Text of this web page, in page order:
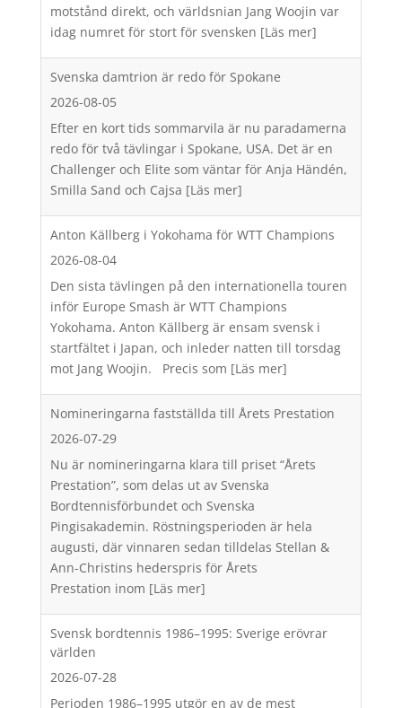
motstånd direkt, och världsnian Jang Woojin var
idag numret för stort för svensken [Läs mer]
Svenska damtrion är redo för Spokane
2026-08-05
Efter en kort tids sommarvila är nu paradamerna
redo för två tävlingar i Spokane, USA. Det är en
Challenger och Elite som väntar för Anja Händén,
Smilla Sand och Cajsa [Läs mer]
Anton Källberg i Yokohama för WTT Champions
2026-08-04
Den sista tävlingen på den internationella touren
inför Europe Smash är WTT Champions
Yokohama. Anton Källberg är ensam svensk i
startfältet i Japan, och inleder natten till torsdag
mot Jang Woojin. Precis som [Läs mer]
Nomineringarna fastställda till Årets Prestation
2026-07-29
Nu är nomineringarna klara till priset “Årets
Prestation”, som delas ut av Svenska
Bordtennisförbundet och Svenska
Pingisakademin. Röstningsperioden är hela
augusti, där vinnaren sedan tilldelas Stellan &
Ann-Christins hederspris för Årets
Prestation inom [Läs mer]
Svensk bordtennis 1986–1995: Sverige erövrar
världen
2026-07-28
Perioden 1986–1995 utgör en av de mest